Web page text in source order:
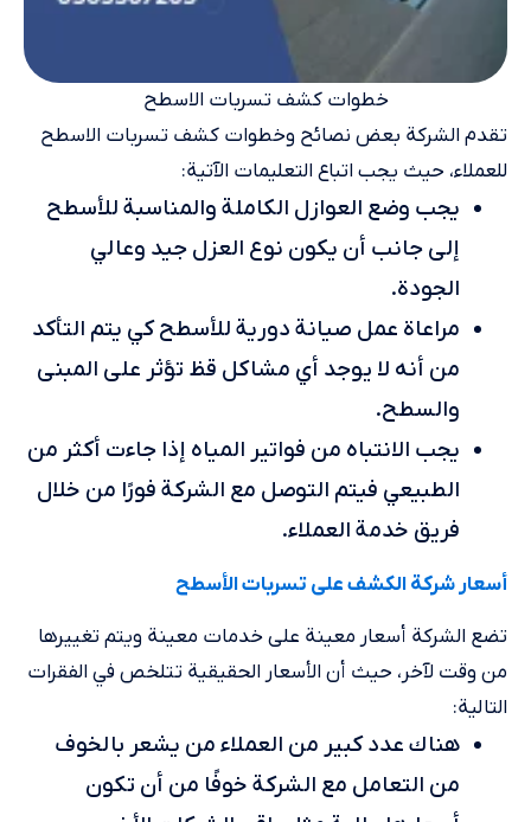
خطوات كشف تسربات الاسطح
تقدم الشركة بعض نصائح وخطوات كشف تسربات الاسطح
للعملاء، حيث يجب اتباع التعليمات الآتية:
يجب وضع العوازل الكاملة والمناسبة للأسطح
إلى جانب أن يكون نوع العزل جيد وعالي
الجودة.
مراعاة عمل صيانة دورية للأسطح كي يتم التأكد
من أنه لا يوجد أي مشاكل قظ تؤثر على المبنى
والسطح.
يجب الانتباه من فواتير المياه إذا جاءت أكثر من
الطبيعي فيتم التوصل مع الشركة فورًا من خلال
فريق خدمة العملاء.
أسعار شركة الكشف على تسربات الأسطح
تضع الشركة أسعار معينة على خدمات معينة ويتم تغييرها
من وقت لآخر، حيث أن الأسعار الحقيقية تتلخص في الفقرات
التالية:
هناك عدد كبير من العملاء من يشعر بالخوف
من التعامل مع الشركة خوفًا من أن تكون